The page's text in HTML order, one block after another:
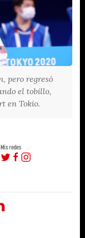
pero regresó
el tobillo,
en Tokio.
Mis redes